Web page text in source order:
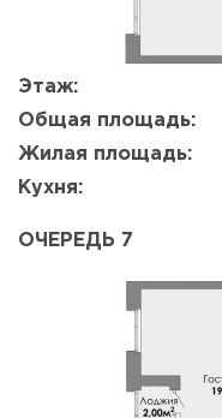
Этаж:
Общая площадь:
Жилая площадь:
Кухня:
ОЧЕРЕДЬ 7